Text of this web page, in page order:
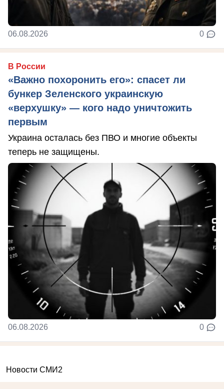
06.08.2026 0
В России
«Важно похоронить его»: спасет ли
бункер Зеленского украинскую
«верхушку» — кого надо уничтожить
первым
Украина осталась без ПВО и многие объекты
теперь не защищены.
06.08.2026 0
Новости СМИ2